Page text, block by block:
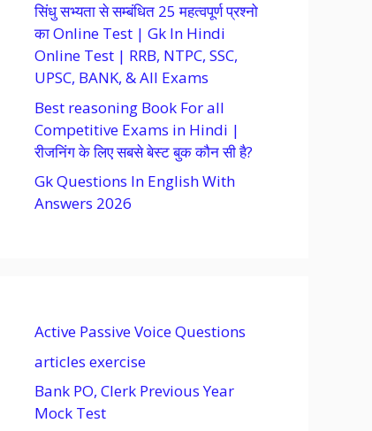
सिंधु सभ्यता से सम्बंधित 25 महत्वपूर्ण प्रश्नो
का Online Test | Gk In Hindi
Online Test | RRB, NTPC, SSC,
UPSC, BANK, & All Exams
Best reasoning Book For all
Competitive Exams in Hindi |
रीजनिंग के लिए सबसे बेस्ट बुक कौन सी है?
Gk Questions In English With
Answers 2026
Active Passive Voice Questions
articles exercise
Bank PO, Clerk Previous Year
Mock Test